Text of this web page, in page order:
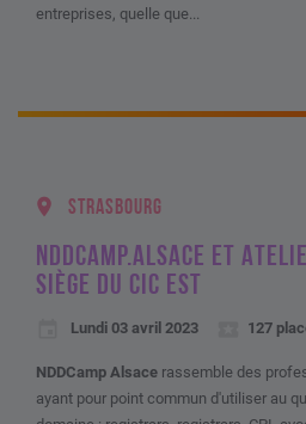
entreprises, quelle que...
STRASBOURG
NDDCAMP.ALSACE ET
SIÈGE DU CIC EST
Lundi 03 avril 2023 127
NDDCamp Alsace rassemble des
ayant pour point commun d'utiliser au